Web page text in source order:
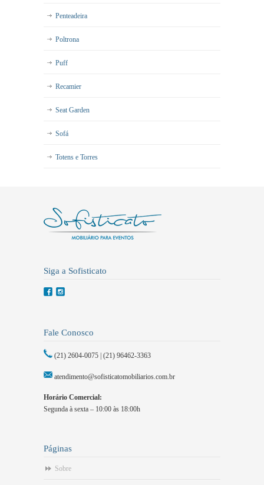
Penteadeira
Poltrona
Puff
Recamier
Seat Garden
Sofá
Totens e Torres
Siga a Sofisticato
Fale Conosco
(21) 2604-0075 | (21) 96462-3363
atendimento@sofisticatomobiliarios.com.br
Horário Comercial:
Segunda à sexta – 10:00 às 18:00h
Páginas
Sobre